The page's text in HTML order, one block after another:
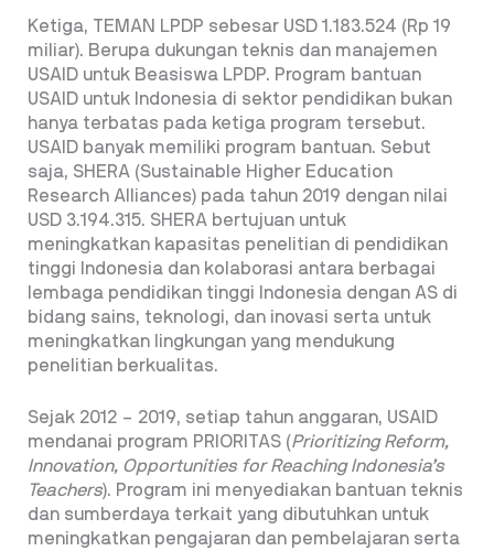
Ketiga, TEMAN LPDP sebesar USD 1.183.524 (Rp 19
miliar). Berupa dukungan teknis dan manajemen
USAID untuk Beasiswa LPDP. Program bantuan
USAID untuk Indonesia di sektor pendidikan bukan
hanya terbatas pada ketiga program tersebut.
USAID banyak memiliki program bantuan. Sebut
saja, SHERA (Sustainable Higher Education
Research Alliances) pada tahun 2019 dengan nilai
USD 3.194.315. SHERA bertujuan untuk
meningkatkan kapasitas penelitian di pendidikan
tinggi Indonesia dan kolaborasi antara berbagai
lembaga pendidikan tinggi Indonesia dengan AS di
bidang sains, teknologi, dan inovasi serta untuk
meningkatkan lingkungan yang mendukung
penelitian berkualitas.
Sejak 2012 – 2019, setiap tahun anggaran, USAID
mendanai program PRIORITAS (Prioritizing Reform,
Innovation, Opportunities for Reaching Indonesia’s
Teachers). Program ini menyediakan bantuan teknis
dan sumberdaya terkait yang dibutuhkan untuk
meningkatkan pengajaran dan pembelajaran serta